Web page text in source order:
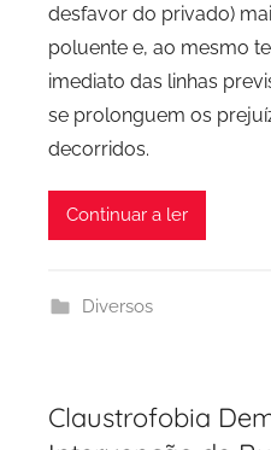
desfavor do privado)
poluente e, ao mesmo
imediato das linhas
se prolonguem os
decorridos.
Continuar a ler
Diversos
Claustrofobia